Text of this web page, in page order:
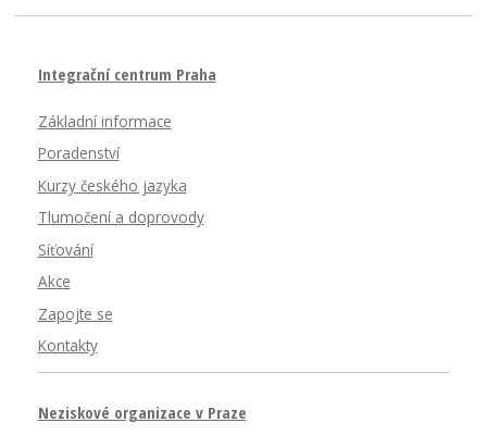
Integrační centrum Praha
Základní informace
Poradenství
Kurzy českého jazyka
Tlumočení a doprovody
Síťování
Akce
Zapojte se
Kontakty
Neziskové organizace v Praze